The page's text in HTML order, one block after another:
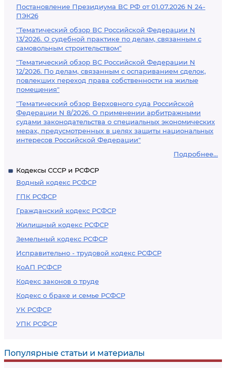
Постановление Президиума ВС РФ от 01.07.2026 N 24-
ПЭК26
"Тематический обзор ВС Российской Федерации N
13/2026. О судебной практике по делам, связанным с
самовольным строительством"
"Тематический обзор ВС Российской Федерации N
12/2026. По делам, связанным с оспариванием сделок,
повлекших переход права собственности на жилые
помещения"
"Тематический обзор Верховного суда Российской
Федерации N 8/2026. О применении арбитражными
судами законодательства о специальных экономических
мерах, предусмотренных в целях защиты национальных
интересов Российской Федерации"
Подробнее...
Кодексы СССР и РСФСР
Водный кодекс РСФСР
ГПК РСФСР
Гражданский кодекс РСФСР
Жилищный кодекс РСФСР
Земельный кодекс РСФСР
Исправительно - трудовой кодекс РСФСР
КоАП РСФСР
Кодекс законов о труде
Кодекс о браке и семье РСФСР
УК РСФСР
УПК РСФСР
Популярные статьи и материалы